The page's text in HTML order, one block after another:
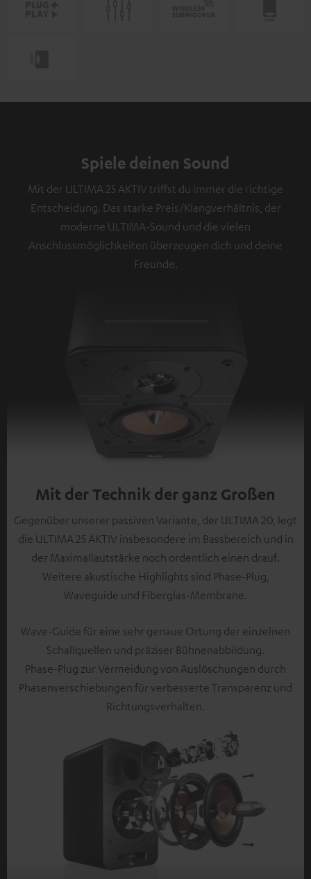
Spiele deinen Sound
Mit der ULTIMA 25 AKTIV triffst du immer die richtige
Entscheidung. Das starke Preis/Klangverhältnis, der
moderne ULTIMA-Sound und die vielen
Anschlussmöglichkeiten überzeugen dich und deine
Freunde.
Mit der Technik der ganz Großen
Gegenüber unserer passiven Variante, der ULTIMA 20, legt
die ULTIMA 25 AKTIV insbesondere im Bassbereich und in
der Maximallautstärke noch ordentlich einen drauf.
Weitere akustische Highlights sind Phase-Plug,
Waveguide und Fiberglas-Membrane.
Wave-Guide für eine sehr genaue Ortung der einzelnen
Schallquellen und präziser Bühnenabbildung.
Phase-Plug zur Vermeidung von Auslöschungen durch
Phasenverschiebungen für verbesserte Transparenz und
Richtungsverhalten.